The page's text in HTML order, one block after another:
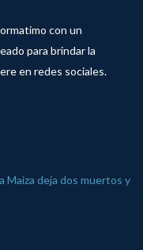
con un
para brindar la
en redes sociales.
Maiza deja dos muertos y